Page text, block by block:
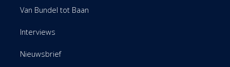
Van Bundel tot Baan
Interviews
Nieuwsbrief